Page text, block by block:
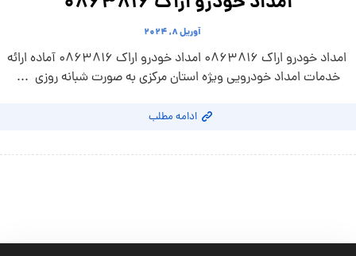
آوریل ۸, ۲۰۲۴
امداد خودرو اراک 0863816 امداد خودرو اراک 0863816 آماده ارائه
خدمات امداد خودرویی ویژه استان مرکزی به صورت شبانه روزی ...
ادامه مطلب